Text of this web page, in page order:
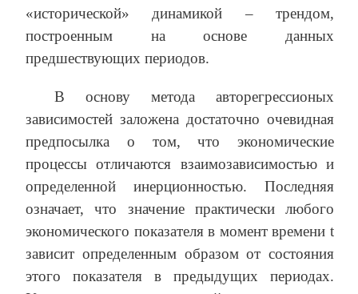
«исторической» динамикой – трендом,
построенным на основе данных
предшествующих периодов.
В основу метода авторегрессионых
зависимостей заложена достаточно очевидная
предпосылка о том, что экономические
процессы отличаются взаимозависимостью и
определенной инерционностью. Последняя
означает, что значение практически любого
экономического показателя в момент времени t
зависит определенным образом от состояния
этого показателя в предыдущих периодах.